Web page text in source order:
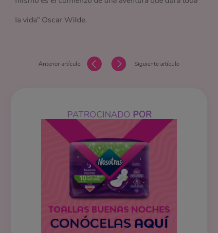
la vida” Oscar Wilde.
Anterior artículo Siguiente artículo
PATROCINADO POR